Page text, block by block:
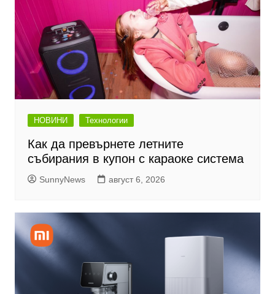
НОВИНИ Технологии
Как да превърнете летните
събирания в купон с караоке система
SunnyNews август 6, 2026